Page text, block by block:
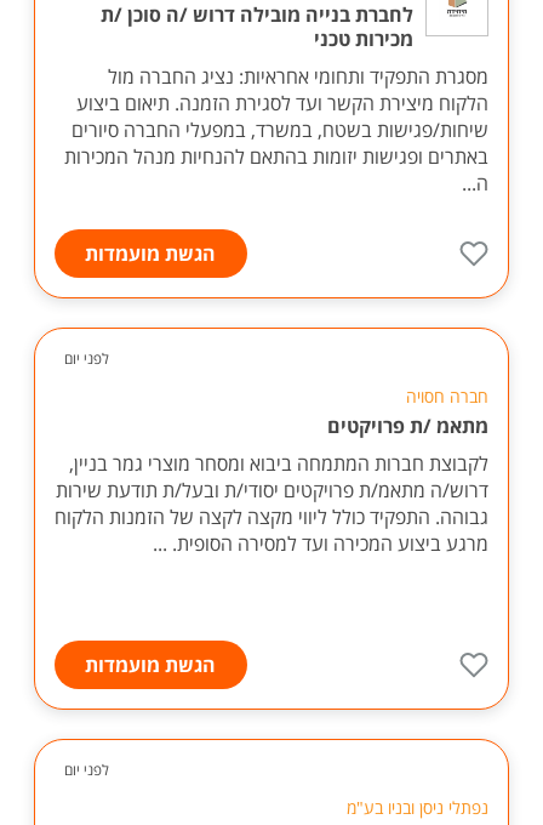
לחברת בנייה מובילה דרוש /ה סוכן /ת
מכירות טכני
מסגרת התפקיד ותחומי אחראיות: נציג החברה מול
הלקוח מיצירת הקשר ועד לסגירת הזמנה. תיאום ביצוע
שיחות/פגישות בשטח, במשרד, במפעלי החברה סיורים
באתרים ופגישות יזומות בהתאם להנחיות מנהל המכירות
ה...
הגשת מועמדות
לפני יום
חברה חסויה
מתאמ /ת פרויקטים
לקבוצת חברות המתמחה ביבוא ומסחר מוצרי גמר בניין,
דרוש/ה מתאמ/ת פרויקטים יסודי/ת ובעל/ת תודעת שירות
גבוהה. התפקיד כולל ליווי מקצה לקצה של הזמנות הלקוח
מרגע ביצוע המכירה ועד למסירה הסופית. ...
הגשת מועמדות
לפני יום
נפתלי ניסן ובניו בע"מ